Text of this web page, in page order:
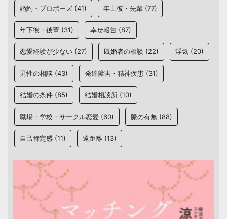
婚約・プロポーズ (41) 年上彼・先輩 (77)
年下彼・後輩 (31) 幸せ報告 (87)
恋愛経験が少ない (27) 既婚者の相談 (22) 浮気 (20)
男性の相談 (43) 発達障害・精神疾患 (31)
結婚の条件 (85) 結婚相談所 (10)
職場・学校・サークル恋愛 (60) 脈の有無 (88)
自己肯定感 (11) 遠距離 (13)